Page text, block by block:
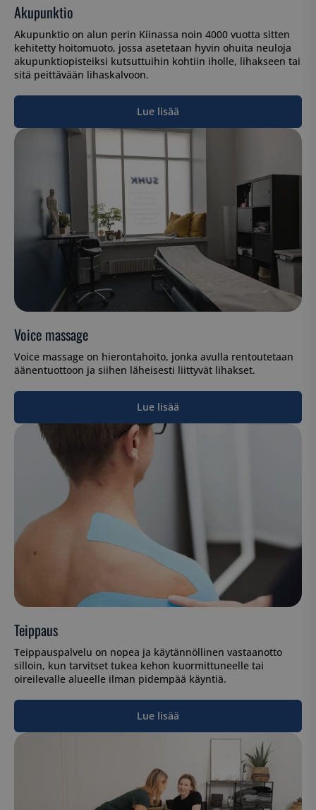
Akupunktio
Akupunktio on alun perin Kiinassa noin 4000 vuotta sitten
kehitetty hoitomuoto, jossa asetetaan hyvin ohuita neuloja
akupunktiopisteiksi kutsuttuihin kohtiin iholle, lihakseen tai
sitä peittävään lihaskalvoon.
Lue lisää
Voice massage
Voice massage on hierontahoito, jonka avulla rentoutetaan
äänentuottoon ja siihen läheisesti liittyvät lihakset.
Lue lisää
Teippaus
Teippauspalvelu on nopea ja käytännöllinen vastaanotto
silloin, kun tarvitset tukea kehon kuormittuneelle tai
oireilevalle alueelle ilman pidempää käyntiä.
Lue lisää